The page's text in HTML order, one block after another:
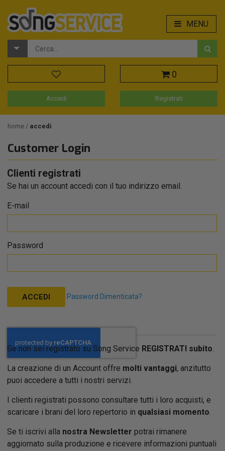
MENU
0
Accedi Registrati
home accedi
Customer Login
Clienti registrati
Se hai un account accedi con il tuo indirizzo email.
E-mail
Password
ACCEDI Password Dimenticata?
Se non sei registrato su Song Service REGISTRATI subito.
La creazione di un Account offre molti vantaggi, anzitutto
puoi accedere a tutti i nostri servizi.
I clienti registrati possono consultare tutti i loro acquisti, e
scaricare i brani del loro repertorio in qualsiasi momento.
Se ti iscrivi alla nostra Newsletter potrai rimanere
aggiornato sulla produzione e ricevere informazioni puntuali